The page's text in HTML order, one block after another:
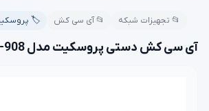
📂 تجهیزات شبکه 📂 آی سی کش 🏷️
آی سی کش دستی پروسکیت مدل 908-609 | قیمت عالی